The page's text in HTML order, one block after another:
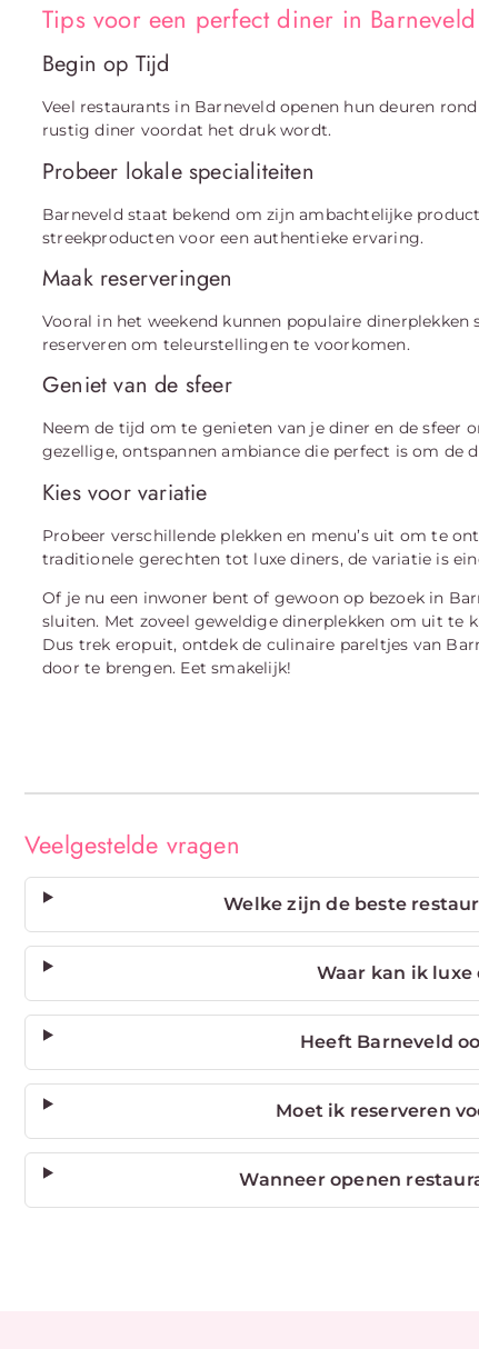
Tips voor een perfect diner in Barneveld
Begin op Tijd
Veel restaurants in Barneveld openen hun deuren
rustig diner voordat het druk wordt.
Probeer lokale specialiteiten
Barneveld staat bekend om zijn ambachtelijke
streekproducten voor een authentieke ervaring.
Maak reserveringen
Vooral in het weekend kunnen populaire
reserveren om teleurstellingen te voorkomen.
Geniet van de sfeer
Neem de tijd om te genieten van je diner en de sfeer
gezellige, ontspannen ambiance die perfect is om de
Kies voor variatie
Probeer verschillende plekken en menu’s uit om te
traditionele gerechten tot luxe diners, de variatie is
Of je nu een inwoner bent of gewoon op bezoek in
sluiten. Met zoveel geweldige dinerplekken om uit te
Dus trek eropuit, ontdek de culinaire pareltjes van
door te brengen. Eet smakelijk!
Veelgestelde vragen
Welke zijn de beste
Waar kan ik
Heeft Barneveld
Moet ik reserveren
Wanneer openen